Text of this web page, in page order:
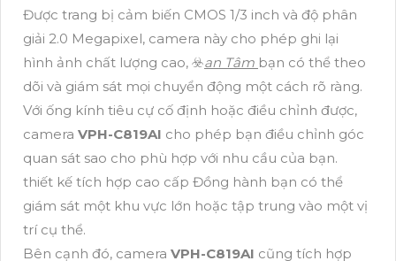
Được trang bị cảm biến CMOS 1/3 inch và độ phân
giải 2.0 Megapixel, camera này cho phép ghi lại
hình ảnh chất lượng cao, ☣️an Tâm bạn có thể theo
dõi và giám sát mọi chuyển động một cách rõ ràng.
Với ống kính tiêu cự cố định hoặc điều chỉnh được,
camera VPH-C819AI cho phép bạn điều chỉnh góc
quan sát sao cho phù hợp với nhu cầu của bạn.
thiết kế tích hợp cao cấp Đồng hành bạn có thể
giám sát một khu vực lớn hoặc tập trung vào một vị
trí cụ thể.
Bên cạnh đó, camera VPH-C819AI cũng tích hợp